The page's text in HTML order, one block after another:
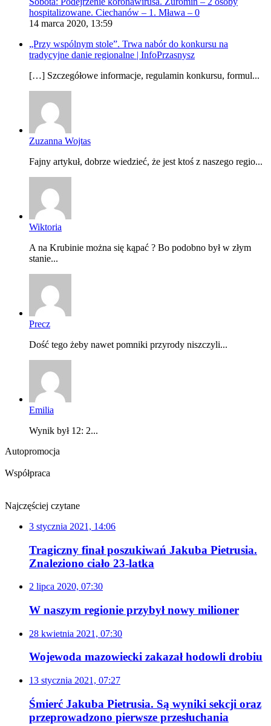
hospitalizowane. Ciechanów – 1. Mława – 0
14 marca 2020, 13:59
„Przy wspólnym stole”. Trwa nabór do konkursu na
tradycyjne danie regionalne | InfoPrzasnysz
[…] Szczegółowe informacje, regulamin konkursu, formul...
Zuzanna Wojtas
Fajny artykuł, dobrze wiedzieć, że jest ktoś z naszego regio...
Wiktoria
A na Krubinie można się kąpać ? Bo podobno był w złym
stanie...
Precz
Dość tego żeby nawet pomniki przyrody niszczyli...
Emilia
Wynik był 12: 2...
Autopromocja
Współpraca
Najczęściej czytane
3 stycznia 2021, 14:06
Tragiczny finał poszukiwań Jakuba Pietrusia.
Znaleziono ciało 23-latka
2 lipca 2020, 07:30
W naszym regionie przybył nowy milioner
28 kwietnia 2021, 07:30
Wojewoda mazowiecki zakazał hodowli drobiu
13 stycznia 2021, 07:27
Śmierć Jakuba Pietrusia. Są wyniki sekcji oraz
przeprowadzono pierwsze przesłuchania